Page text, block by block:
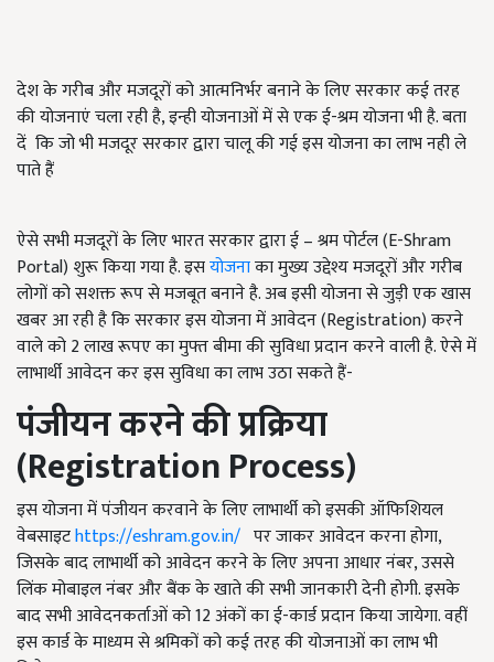
देश के गरीब और मजदूरों को आत्मनिर्भर बनाने के लिए सरकार कई तरह
की योजनाएं चला रही है, इन्ही योजनाओं में से एक ई-श्रम योजना भी है. बता
दें कि जो भी मजदूर सरकार द्वारा चालू की गई इस योजना का लाभ नही ले
पाते हैं
ऐसे सभी मजदूरों के लिए भारत सरकार द्वारा ई – श्रम पोर्टल (E-Shram
Portal) शुरू किया गया है. इसयोजनाका मुख्य उद्देश्य मजदूरों और गरीब
लोगों को सशक्त रूप से मजबूत बनाने है. अब इसी योजना से जुड़ी एक खास
खबर आ रही है कि सरकार इस योजना में आवेदन (Registration) करने
वाले को 2 लाख रूपए का मुफ्त बीमा की सुविधा प्रदान करने वाली है. ऐसे में
लाभार्थी आवेदन कर इस सुविधा का लाभ उठा सकते हैं-
पंजीयन करने की प्रक्रिया
(Registration Process)
इस योजना में पंजीयन करवाने के लिए लाभार्थी को इसकी ऑफिशियल
वेबसाइटhttps://eshram.gov.in/ पर जाकर आवेदन करना होगा,
जिसके बाद लाभार्थी को आवेदन करने के लिए अपना आधार नंबर, उससे
लिंक मोबाइल नंबर और बैंक के खाते की सभी जानकारी देनी होगी. इसके
बाद सभी आवेदनकर्ताओं को 12 अंकों का ई-कार्ड प्रदान किया जायेगा. वहीं
इस कार्ड के माध्यम से श्रमिकों को कई तरह की योजनाओं का लाभ भी